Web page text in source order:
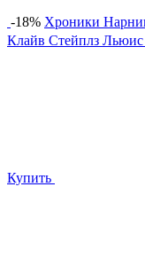
-18% Хроники
Клайв Стейплз Льюис
Купить